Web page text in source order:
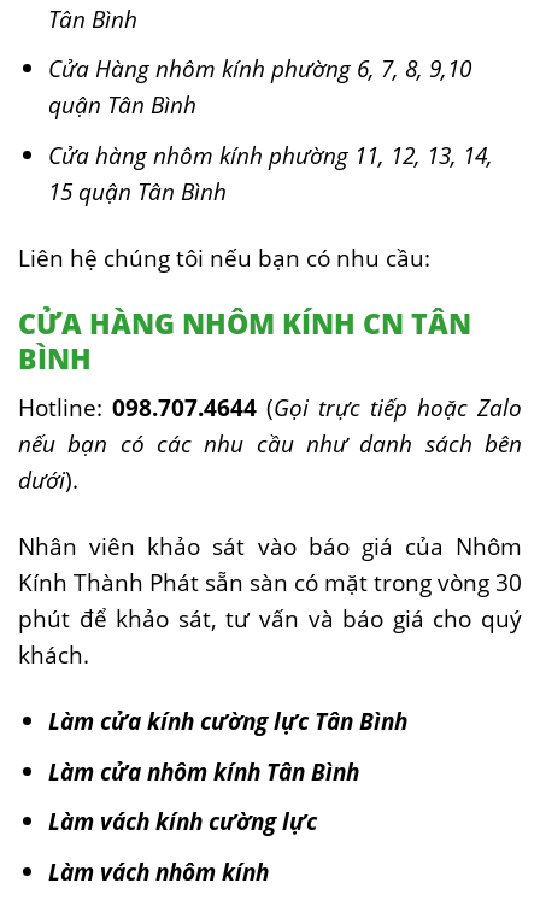
Tân Bình
Cửa Hàng nhôm kính phường 6, 7, 8, 9,10
quận Tân Bình
Cửa hàng nhôm kính phường 11, 12, 13, 14,
15 quận Tân Bình
Liên hệ chúng tôi nếu bạn có nhu cầu:
CỬA HÀNG NHÔM KÍNH CN TÂN
BÌNH
Hotline: 098.707.4644 (Gọi trực tiếp hoặc Zalo
nếu bạn có các nhu cầu như danh sách bên
dưới).
Nhân viên khảo sát vào báo giá của Nhôm
Kính Thành Phát sẵn sàn có mặt trong vòng 30
phút để khảo sát, tư vấn và báo giá cho quý
khách.
Làm cửa kính cường lực Tân Bình
Làm cửa nhôm kính Tân Bình
Làm vách kính cường lực
Làm vách nhôm kính